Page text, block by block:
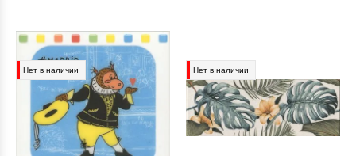
Нет в наличии Нет в наличии